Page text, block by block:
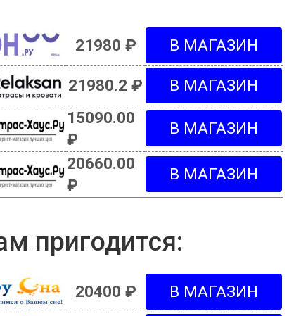
21980 ₽
21980.2 ₽
15090.00
₽
20660.00
₽
пригодится:
20400 ₽